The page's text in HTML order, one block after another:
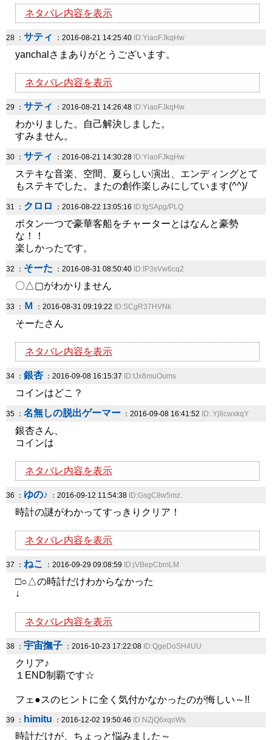
ネタバレ内容を表示
28 ： サティ ：2016-08-21 14:25:40 ID:YiaoFJkqHw
yanchalさまありがとうございます。
ネタバレ内容を表示
29 ： サティ ：2016-08-21 14:26:48 ID:YiaoFJkqHw
わかりました。自己解決しました。
すみません。
30 ： サティ ：2016-08-21 14:30:28 ID:YiaoFJkqHw
ステキな音楽、空間、夏らしい演出、エンディングとて
もステキでした。またの創作楽しみにしています(^^)/
31 ： クロロ ：2016-08-22 13:05:16 ID:fgSApg/PLQ
ボタン一つで豪華客船をチャーターとはなんと豪勢
な！！
楽しかったです。
32 ： そーた ：2016-08-31 08:50:40 ID:IP3sVw6cq2
〇△▢がわかりません
33 ： Ｍ ：2016-08-31 09:19:22 ID:SCgR37HVNk
そーたさん
ネタバレ内容を表示
34 ： 銀杏 ：2016-09-08 16:15:37 ID:tJx8muOums
コインはどこ？
35 ： 名無しの脱出ゲーマー ：2016-09-08 16:41:52 ID:.Yj8cwxkqY
銀杏さん、
コインは
ネタバレ内容を表示
36 ： ゆの♪ ：2016-09-12 11:54:38 ID:GsgC8w5mz.
時計の謎がわかってすっきりクリア！
ネタバレ内容を表示
37 ： ねこ ：2016-09-29 09:08:59 ID:jVBepCbmLM
□○△の時計だけわからなかった
↓
ネタバレ内容を表示
38 ： 宇宙撫子 ：2016-10-23 17:22:08 ID:QgeDoSH4UU
クリア♪
１END制覇です☆
フェ●スのヒントに全く気付かなかったのが悔しい～!!
39 ： himitu ：2016-12-02 19:50:46 ID:NZjQ6xqoWs
時計だけが、ちょっと悩みました～